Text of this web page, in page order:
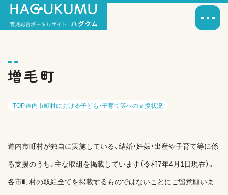
増毛町
TOP道内市町村における子ども・子育て等への支援状況
道内市町村が独自に実施している、結婚・妊娠・出産や子育て等に係
る支援のうち、主な取組を掲載しています（令和7年4月1日現在）。
各市町村の取組全てを掲載するものではないことにご留意願いま